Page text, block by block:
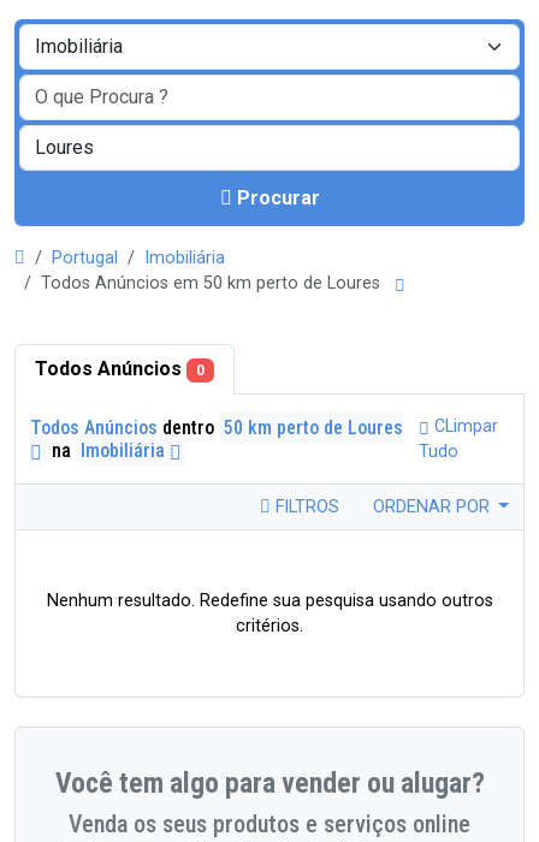
Procurar
Portugal
Imobiliária
Todos Anúncios em 50 km perto de Loures
Todos Anúncios 0
Todos Anúncios dentro 50 km perto de Loures
na Imobiliária
CLimpar
Tudo
FILTROS ORDENAR POR
Nenhum resultado. Redefine sua pesquisa usando outros
critérios.
Você tem algo para vender ou alugar?
Venda os seus produtos e serviços online